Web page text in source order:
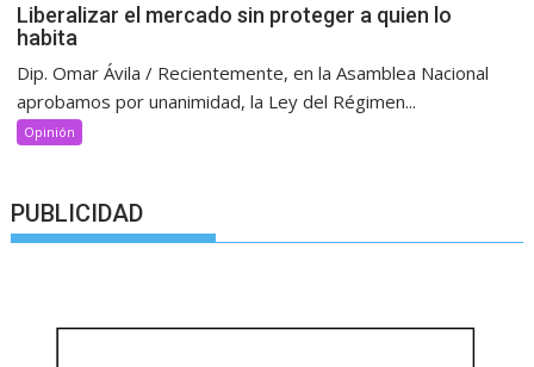
Liberalizar el mercado sin proteger a quien lo
habita
Dip. Omar Ávila / Recientemente, en la Asamblea Nacional
aprobamos por unanimidad, la Ley del Régimen...
Opinión
PUBLICIDAD